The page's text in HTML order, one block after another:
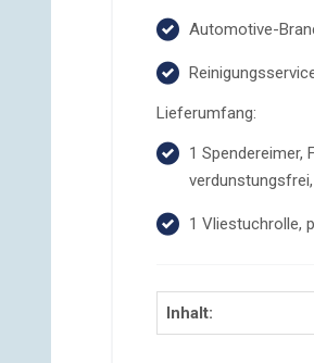
Automotive-
Lieferumfang:
1 Spendereimer,
1 Vliestuchrolle,
Inhalt: